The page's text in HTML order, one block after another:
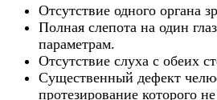
Отсутствие одного органа
Полная слепота на один
параметрам.
Отсутствие слуха с обеих
Существенный дефект
протезирование которого